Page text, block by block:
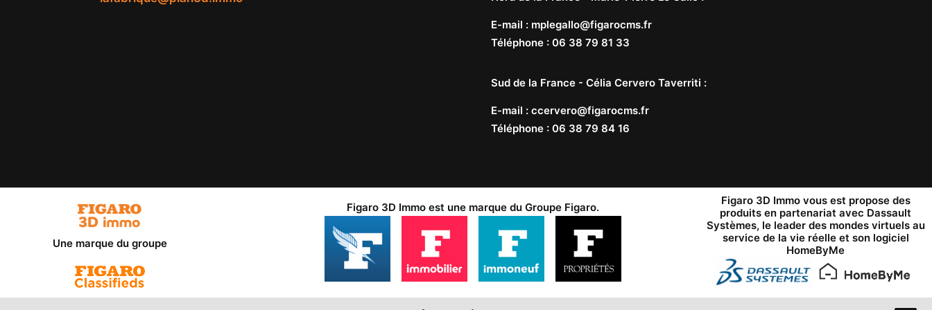
E-mail : mplegallo@figarocms.fr
Téléphone : 06 38 79 81 33
Sud de la France - Célia Cervero Taverriti :
E-mail : ccervero@figarocms.fr
Téléphone : 06 38 79 84 16
Une marque du groupe
Figaro 3D Immo est une marque du Groupe Figaro.
Figaro 3D Immo vous est propose des
produits en partenariat avec Dassault
Systèmes, le leader des mondes virtuels au
service de la vie réelle et son logiciel
HomeByMe